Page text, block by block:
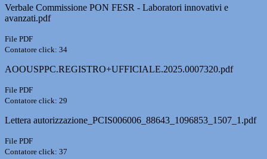
Verbale Commissione PON FESR - Laboratori innovativi e
avanzati.pdf
File PDF
Contatore click: 34
AOOUSPPC.REGISTRO+UFFICIALE.2025.0007320.pdf
File PDF
Contatore click: 29
Lettera autorizzazione_PCIS006006_88643_1096853_1507_1.pdf
File PDF
Contatore click: 37